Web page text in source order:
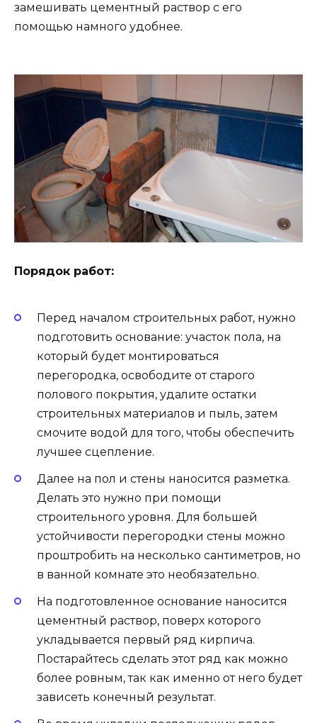
замешивать цементный раствор с его
помощью намного удобнее.
Порядок работ:
Перед началом строительных работ, нужно
подготовить основание: участок пола, на
который будет монтироваться
перегородка, освободите от старого
полового покрытия, удалите остатки
строительных материалов и пыль, затем
смочите водой для того, чтобы обеспечить
лучшее сцепление.
Далее на пол и стены наносится разметка.
Делать это нужно при помощи
строительного уровня. Для большей
устойчивости перегородки стены можно
проштробить на несколько сантиметров, но
в ванной комнате это необязательно.
На подготовленное основание наносится
цементный раствор, поверх которого
укладывается первый ряд кирпича.
Постарайтесь сделать этот ряд как можно
более ровным, так как именно от него будет
зависеть конечный результат.